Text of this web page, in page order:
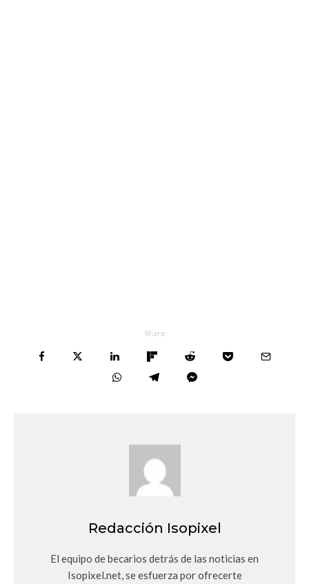
Share
Redacción Isopixel
El equipo de becarios detrás de las noticias en
Isopixel.net, se esfuerza por ofrecerte